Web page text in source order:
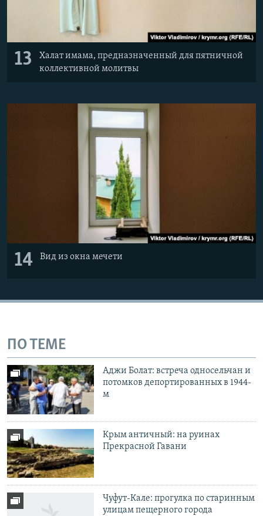
13
Халат имама, предназначенный для пятничной
коллективной молитвы
14 Вид из окна мечети
ПО ТЕМЕ
Аджи Болат: встреча односельчан и
потомков депортированных в 1944-
м
Крым античный: на руинах
Прекрасной Гавани
Чуфут-Кале: прогулка по старинным
улицам пещерного города